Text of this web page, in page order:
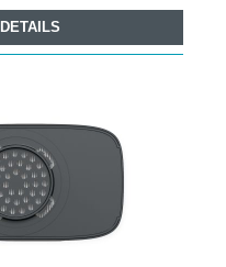
DETAILS